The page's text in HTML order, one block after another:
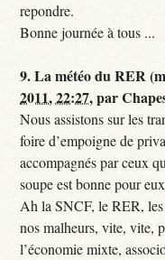
repondre.
Bonne journée à tous ...
9.La météo du RER
2011, 22:27,par
Nous assistons sur les
foire d’empoigne de
accompagnés par ceux
soupe est bonne pour
Ah la SNCF, le RER,
nos malheurs, vite, vite,
l’économie mixte,